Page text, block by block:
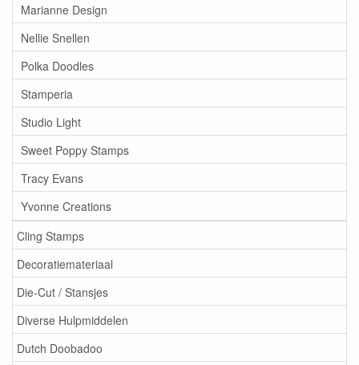
Marianne Design
Nellie Snellen
Polka Doodles
Stamperia
Studio Light
Sweet Poppy Stamps
Tracy Evans
Yvonne Creations
Cling Stamps
Decoratiemateriaal
Die-Cut / Stansjes
Diverse Hulpmiddelen
Dutch Doobadoo